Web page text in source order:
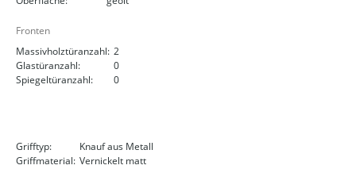
Fronten
Massivholztüranzahl: 2
Glastüranzahl:
0
Spiegeltüranzahl:
0
Grifftyp:
Knauf aus Metall
Griffmaterial: Vernickelt matt